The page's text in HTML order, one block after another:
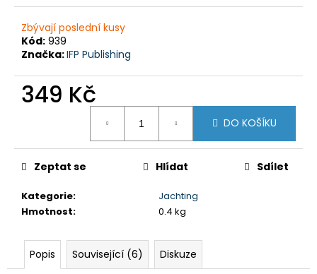
Zbývají poslední kusy
Kód: 939
Značka:IFP Publishing
349 Kč
DO KOŠÍKU
Kategorie:
Jachting
Hmotnost: 0.4 kg
Zeptat se Hlídat Sdílet
Popis Související (6) Diskuze
D
o
p
u
j
e
e
250